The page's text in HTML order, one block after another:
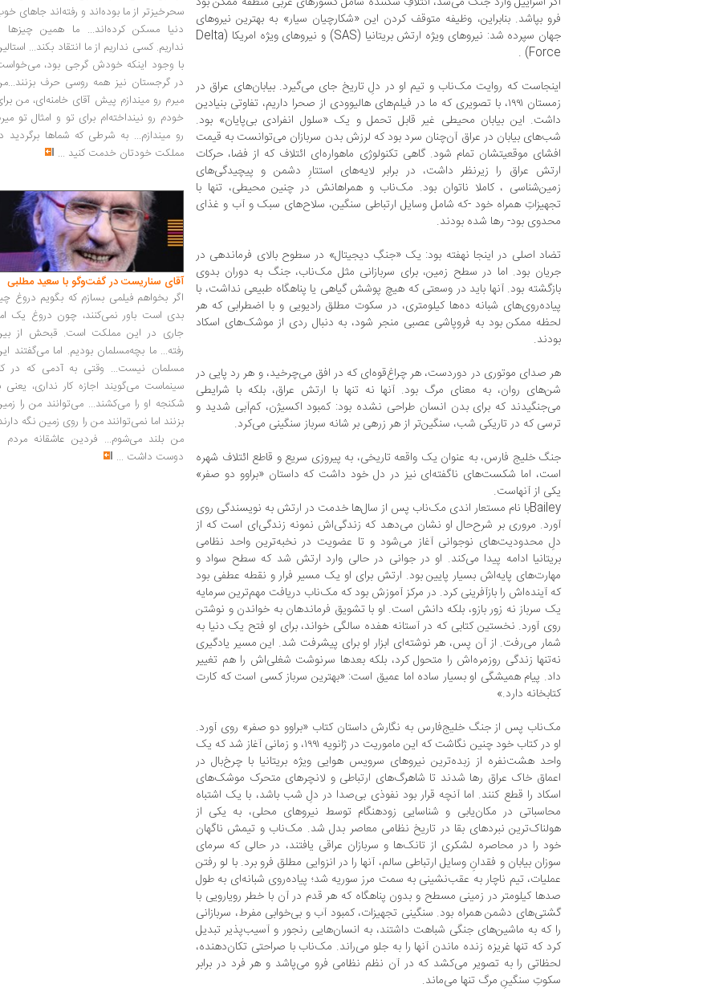
فرو بپاشد. بنابراین، وظیفه متوقف کردن این «شکارچیان سیار» به بهترین نیروهای
جهان سپرده شد: نیروهای ویژه ارتش بریتانیا (SAS) و نیروهای ویژه امریکا (Delta
Force) .
اینجاست که روایت مک‌ناب و تیم او در دلِ تاریخ جای می‌گیرد. بیابان‌های عراق در
زمستان ۱۹۹۱، با تصویری که ما در فیلم‌های هالیوودی از صحرا داریم، تفاوتی بنیادین
داشت. این بیابان محیطی غیر قابل تحمل و یک «سلول انفرادی بی‌پایان» بود.
شب‌های بیابان در عراق آن‌چنان سرد بود که لرزش بدن سربازان می‌توانست به قیمت
افشای موقعیتشان تمام شود. گاهی تکنولوژی ماهواره‌ای ائتلاف که از فضا، حرکات
ارتش عراق را زیرنظر داشت، در برابر لایه‌های استتارِ دشمن و پیچیدگی‌های
زمین‌شناسی ، کاملا ناتوان بود. مک‌ناب و همراهانش در چنین محیطی، تنها با
تجهیزاتِ همراه خود -که شامل وسایل ارتباطی سنگین، سلاح‌های سبک و آب و غذای
محدوی بود- رها شده بودند.
تضاد اصلی در اینجا نهفته بود: یک «جنگِ دیجیتال» در سطوح بالای فرماندهی در
جریان بود. اما در سطح زمین، برای سربازانی مثل مک‌ناب، جنگ به دوران بدوی
بازگشته بود. آنها باید در وسعتی که هیچ پوشش گیاهی یا پناهگاه طبیعی نداشت، با
پیاده‌روی‌های شبانه ده‌ها کیلومتری، در سکوت مطلق رادیویی و با اضطرابی که هر
لحظه ممکن بود به فروپاشی عصبی منجر شود، به دنبال ردی از موشک‌های اسکاد
بودند.
هر صدای موتوری در دوردست، هر چراغ‌قوه‌ای که در افق می‌چرخید، و هر رد پایی در
شن‌های روان، به معنای مرگ بود. آنها نه تنها با ارتش عراق، بلکه با شرایطی
می‌جنگیدند که برای بدن انسان طراحی نشده بود: کمبود اکسیژن، کم‌آبی شدید و
ترسی که در تاریکی شب، سنگین‌تر از هر زرهی بر شانه سرباز سنگینی می‌کرد.
جنگ خلیج فارس، به عنوان یک واقعه تاریخی، به پیروزی سریع و قاطع ائتلاف شهره
است، اما شکست‌های ناگفته‌ای نیز در دل خود داشت که داستان «براوو دو صفر»
یکی از آنهاست.
Baileyبا نام مستعار اندی مک‌ناب پس از سال‌ها خدمت در ارتش به نویسندگی روی
آورد. مروری بر شرح‌حال او نشان می‌دهد که زندگی‌اش نمونه زندگی‌ای است که از
دلِ محدودیت‌های نوجوانی آغاز می‌شود و تا عضویت در نخبه‌ترین واحد نظامی
بریتانیا ادامه پیدا می‌کند. او در جوانی در حالی وارد ارتش شد که سطح سواد و
مهارت‌های پایه‌اش بسیار پایین بود. ارتش برای او یک مسیر فرار و نقطه عطفی بود
که آینده‌اش را بازآفرینی کرد. در مرکز آموزش بود که مک‌ناب دریافت مهم‌ترین سرمایه
یک سرباز نه زور بازو، بلکه دانش است. او با تشویق فرماندهان به خواندن و نوشتن
روی آورد. نخستین کتابی که در آستانه هفده سالگی خواند، برای او فتح یک دنیا به
شمار می‌رفت. از آن پس، هر نوشته‌ای ابزار او برای پیشرفت شد. این مسیر یادگیری
نه‌تنها زندگی روزمره‌اش را متحول کرد، بلکه بعدها سرنوشت شغلی‌اش را هم تغییر
داد. پیام همیشگی او بسیار ساده اما عمیق است: «بهترین سرباز کسی است که کارت
کتابخانه دارد.»
مک‌ناب پس از جنگ خلیج‌فارس به نگارش داستان کتاب «براوو دو صفر» روی آورد.
او در کتاب خود چنین نگاشت که این ماموریت در ژانویه ۱۹۹۱، و زمانی آغاز شد که یک
واحد هشت‌نفره از زبده‌ترین نیروهای سرویس هوایی ویژه بریتانیا با چرخ‌بال در
اعماق خاک عراق رها شدند تا شاهرگ‌های ارتباطی و لانچرهای متحرک موشک‌های
اسکاد را قطع کنند. اما آنچه قرار بود نفوذی بی‌صدا در دلِ شب باشد، با یک اشتباه
محاسباتی در مکان‌یابی و شناسایی زودهنگام توسط نیروهای محلی، به یکی از
هولناک‌ترین نبردهای بقا در تاریخ نظامی معاصر بدل شد. مک‌ناب و تیمش ناگهان
خود را در محاصره لشکری از تانک‌ها و سربازان عراقی یافتند، در حالی که سرمای
سوزان بیابان و فقدانِ وسایل ارتباطی سالم، آنها را در انزوایی مطلق فرو برد. با لو رفتن
عملیات، تیم ناچار به عقب‌نشینی به سمت مرز سوریه شد؛ پیاده‌روی شبانه‌ای به طول
صدها کیلومتر در زمینی مسطح و بدون پناهگاه که هر قدم در آن با خطر رویارویی با
گشتی‌های دشمن همراه بود. سنگینی تجهیزات، کمبود آب و بی‌خوابی مفرط، سربازانی
را که به ماشین‌های جنگی شباهت داشتند، به انسان‌هایی رنجور و آسیب‌پذیر تبدیل
کرد که تنها غریزه زنده ماندن آنها را به جلو می‌راند. مک‌ناب با صراحتی تکان‌دهنده،
لحظاتی را به تصویر می‌کشد که در آن نظم نظامی فرو می‌پاشد و هر فرد در برابر
سکوتِ سنگینِ مرگ تنها می‌ماند.
سحرخیزتر از ما بوده‌اند و رفته‌اند جاهای
دنیا مسکن کرده‌اند... ما همین چیزها
نداریم. کسی نداریم از ما انتقاد بکند...
با وجود اینکه خودش گرجی بود،
در گرجستان نیز همه روسی حرف
میرم رو میندازم پیش آقای خامنه‌ای، من
خودم رو نینداخته‌ام برای تو و امثال تو
رو میندازم... به شرطی که شماها برگردید
مملکت خودتان خدمت کنید ...
آقای سناریست در گفت‌وگو با سعید مطلبی
اگر بخواهم فیلمی بسازم که بگویم دروغ
بدی است باور نمی‌کنند، چون دروغ یک
جاری در این مملکت است. قبحش از
رفته... ما بچه‌مسلمان بودیم. اما می‌گفتند
مسلمان نیست... وقتی به آدمی که در
سینماست می‌گویند اجازه کار نداری، یعنی
شکنجه او را می‌کشند... می‌توانند من را
بزنند اما نمی‌توانند من را روی زمین نگه
من بلند می‌شوم... فردین عاشقانه مردم
دوست داشت ...